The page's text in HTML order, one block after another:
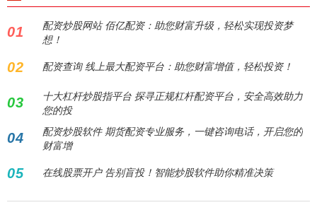
01
配资炒股网站 佰亿配资：助您财富升级，轻松实现投资梦
想！
02 配资查询 线上最大配资平台：助您财富增值，轻松投资！
03
十大杠杆炒股指平台 探寻正规杠杆配资平台，安全高效助力
您的投
04
配资炒股软件 期货配资专业服务，一键咨询电话，开启您的
财富增
05 在线股票开户 告别盲投！智能炒股软件助你精准决策